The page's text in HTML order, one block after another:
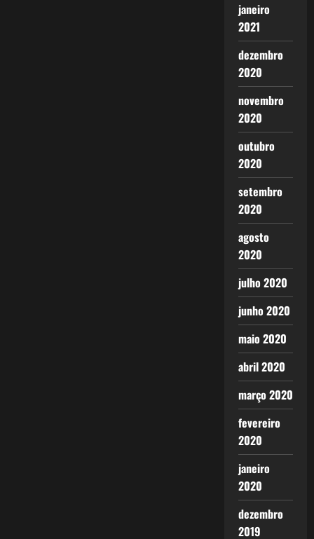
janeiro
2021
dezembro
2020
novembro
2020
outubro
2020
setembro
2020
agosto
2020
julho 2020
junho 2020
maio 2020
abril 2020
março 2020
fevereiro
2020
janeiro
2020
dezembro
2019